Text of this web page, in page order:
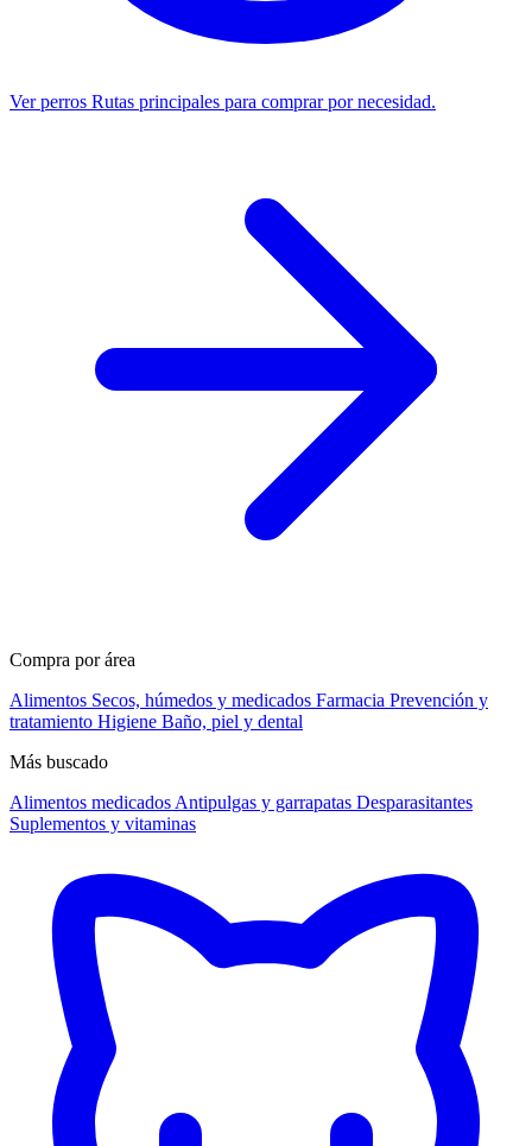
Ver perros Rutas principales para comprar por necesidad.
Compra por área
Alimentos Secos, húmedos y medicados Farmacia Prevención y
tratamiento Higiene Baño, piel y dental
Más buscado
Alimentos medicados Antipulgas y garrapatas Desparasitantes
Suplementos y vitaminas